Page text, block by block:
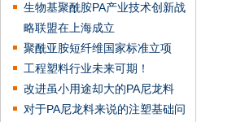
生物基聚酰胺PA产业技术创新战
略联盟在上海成立
聚酰亚胺短纤维国家标准立项
工程塑料行业未来可期！
改进虽小用途却大的PA尼龙料
对于PA尼龙料来说的注塑基础问